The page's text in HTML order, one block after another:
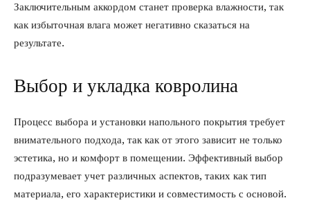
Заключительным аккордом станет проверка влажности, так
как избыточная влага может негативно сказаться на
результате.
Выбор и укладка ковролина
Процесс выбора и установки напольного покрытия требует
внимательного подхода, так как от этого зависит не только
эстетика, но и комфорт в помещении. Эффективный выбор
подразумевает учет различных аспектов, таких как тип
материала, его характеристики и совместимость с основой.